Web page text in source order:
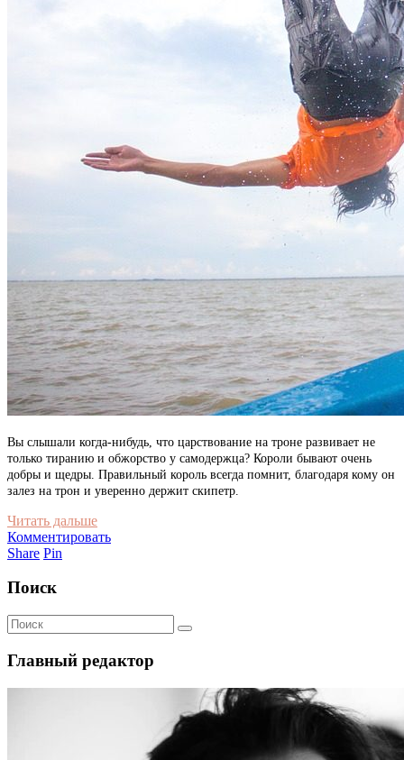
Вы слышали когда-нибудь, что царствование на троне развивает не
только тиранию и обжорство у самодержца? Короли бывают очень
добры и щедры. Правильный король всегда помнит, благодаря кому он
залез на трон и уверенно держит скипетр.
Читать дальше
Комментировать
Share Pin
Поиск
Главный редактор